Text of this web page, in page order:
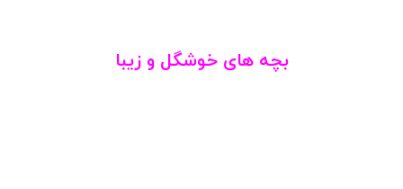
بچه های خوشگل و زیبا